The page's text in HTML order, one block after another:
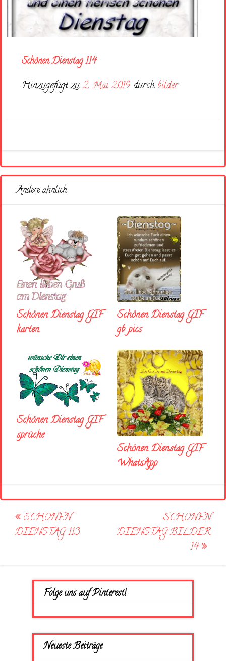
Schönen Dienstag 114
Hinzugefügt zu2. Mai 2019 durch bilder
Andere ähnlich
Schönen Dienstag GIF
karten
Schönen Dienstag GIF
gb pics
Schönen Dienstag GIF
sprüche
Schönen Dienstag GIF
WhatsApp
Post
navigation
SCHÖNEN
DIENSTAG 113
SCHÖNEN
DIENSTAG BILDER
14
Folge uns auf Pinterest!
Neueste Beiträge